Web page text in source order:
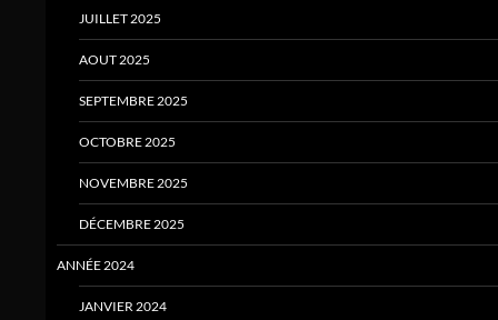
JUILLET 2025
AOUT 2025
SEPTEMBRE 2025
OCTOBRE 2025
NOVEMBRE 2025
DÉCEMBRE 2025
ANNÉE 2024
JANVIER 2024